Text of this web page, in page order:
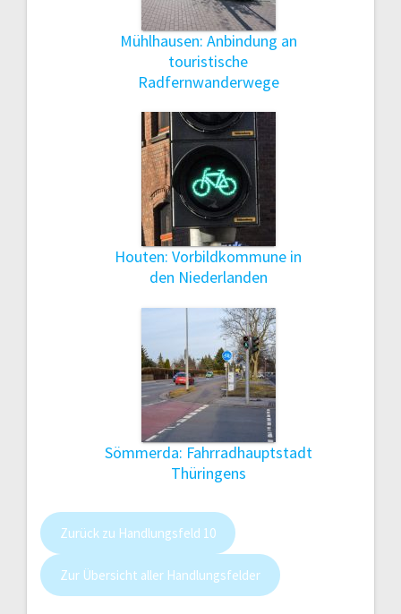
Mühlhausen: Anbindung an
touristische
Radfernwanderwege
Houten: Vorbildkommune in
den Niederlanden
Sömmerda: Fahrradhauptstadt
Thüringens
Zurück zu Handlungsfeld 10
Zur Übersicht aller Handlungsfelder